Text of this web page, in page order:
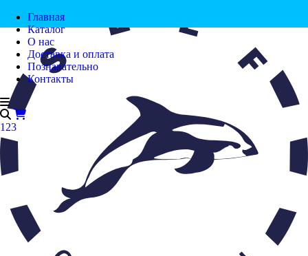
Главная
Каталог
О нас
Доставка и оплата
Познавательно
Контакты
123